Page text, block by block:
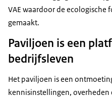
VAE waardoor de
gemaakt.
Paviljoen is een
bedrijfsleven
Het paviljoen is een
kennisinstellingen,